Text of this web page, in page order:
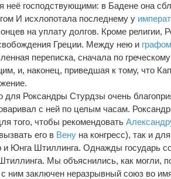
господствующими: в Бадене она
И исхлопотала пoследнему у
на уплату долгов. Кроме религии,
Греции. Между нею и графом
переписка, сначала по греческому
и, наконец, приведшая к тому, что
для Роксандры Стурдзы очень
с ней по целым часам.
того, чтобы рекомендовать
его в Вену на конгресс), так и
и Юнга Штиллинга. Однажды государь
Мы объяснились, как могли,
ним заключен неразрывный союз во